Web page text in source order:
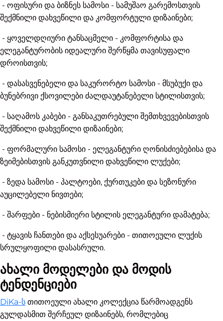
- ოფისური და ბიზნეს სამოსი - სამუშაო გარემოსთვის
შექმნილი დახვეწილი და კომფორტული დიზაინები;
- ყოველდღიური ტანსაცმელი - კომფორტისა და
ელეგანტურობის იდეალური შერწყმა თავისუფალი
დროისთვის;
- დასასვენებელი და საკურორტო სამოსი - მსუბუქი და
ბუნებრივი ქსოვილები ძალდაუტანებელი სტილისთვის;
- საღამოს კაბები - განსაკუთრებული შემთხვევებისთვის
შექმნილი დახვეწილი დიზაინები;
- ფორმალური სამოსი - ელეგანტური ღონისძიებებისა და
ზეიმებისთვის განკუთვნილი დახვეწილი ლუქები;
- ზედა სამოსი - პალტოები, ქურთუკები და სეზონური
აუცილებელი ნივთები;
- შარფები - ნებისმიერი სტილის ელეგანტური დამატება;
- ტყავის ჩანთები და აქსესუარები - თითოეული ლუქის
სრულყოფილი დასასრული.
ახალი მოდელები და მოდის
ტენდენციები
DiKa-ს თითოეული ახალი კოლექცია წარმოადგენს
გულდასმით შერჩეულ დიზაინებს, რომლებიც